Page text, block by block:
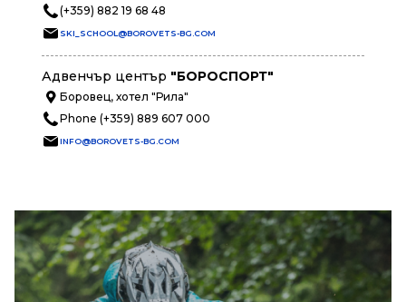
(+359) 882 19 68 48
SKI_SCHOOL@BOROVETS-BG.COM
Адвенчър център "БОРОСПОРТ"
Боровец, хотел "Рила"
Phone (+359) 889 607 000
INFO@BOROVETS-BG.COM